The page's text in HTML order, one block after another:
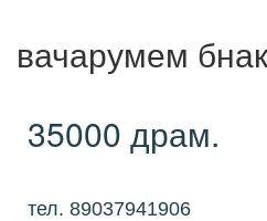
вачарумем
35000 драм.
тел. 89037941906